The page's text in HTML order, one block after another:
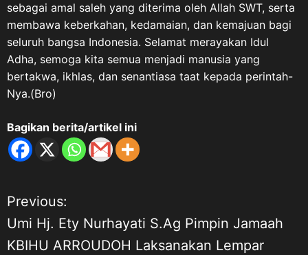
sebagai amal saleh yang diterima oleh Allah SWT, serta
membawa keberkahan, kedamaian, dan kemajuan bagi
seluruh bangsa Indonesia. Selamat merayakan Idul
Adha, semoga kita semua menjadi manusia yang
bertakwa, ikhlas, dan senantiasa taat kepada perintah-
Nya.(Bro)
Bagikan berita/artikel ini
N
a
Previous:
Umi Hj. Ety Nurhayati S.Ag Pimpin Jamaah
KBIHU ARROUDOH Laksanakan Lempar